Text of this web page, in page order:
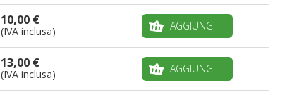
10,00 €
(IVA inclusa) AGGIUNGI
13,00 €
(IVA inclusa) AGGIUNGI